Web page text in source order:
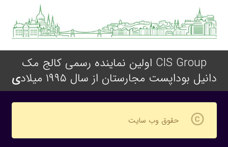
CIS Group اولین نماینده رسمی کالج مک
دانیل بوداپست مجارستان از سال ۱۹۹۵ میلاد
ی
copyright حقوق وب سایت